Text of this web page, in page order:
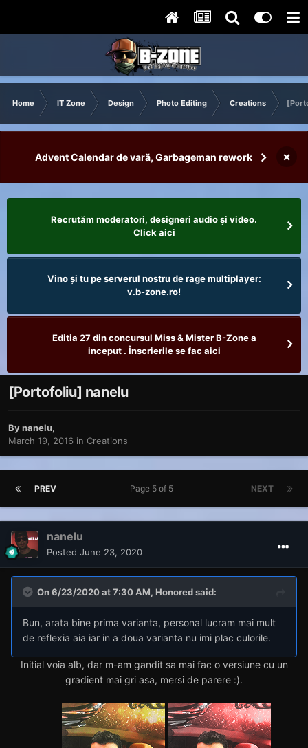
Home IT Zone Design Photo Editing Creations
Advent Calendar de vară, Garbageman rework ×
Recrutăm moderatori, designeri audio şi video.
Click aici
Vino și tu pe serverul nostru de rage multiplayer:
v.b-zone.ro!
Editia 27 din concursul Miss & Mister B-Zone a
inceput . Înscrierile se fac aici
[Portofoliu] nanelu
Bynanelu,
March 19, 2016 in Creations
PREV NEXT
Page 5 of 5
nanelu
Posted June 23, 2020
On 6/23/2020 at 7:30 AM,Honoredsaid:
Bun, arata bine prima varianta, personal lucram mai mult
de reflexia aia iar in a doua varianta nu imi plac culorile.
Initial voia alb, dar m-am gandit sa mai fac o versiune cu un
gradient mai gri asa, mersi de parere :).